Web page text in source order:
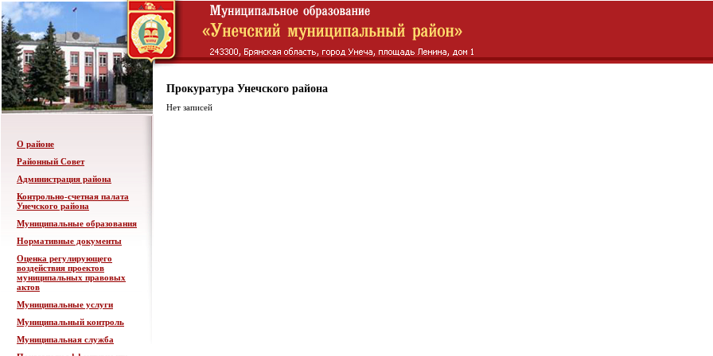
О районе
Районный Совет
Администрация района
Контрольно-счетная палата
Унечского района
Муниципальные образования
Нормативные документы
Оценка регулирующего
воздействия проектов
муниципальных правовых
актов
Муниципальные услуги
Муниципальный контроль
Муниципальная служба
Прокуратура Унечского района
Нет записей